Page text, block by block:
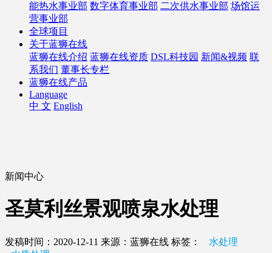
能热水事业部 数字体育事业部 二次供水事业部 场馆运
营事业部
全球项目
关于蓝狮在线
蓝狮在线介绍 蓝狮在线资质 DSL科技园 新闻&视频 联
系我们 董事长专栏
蓝狮在线产品
Language
中 文 English
新闻中心
圣莫利丝景观喷泉水处理
发稿时间：2020-12-11 来源：蓝狮在线 标签：
水处理